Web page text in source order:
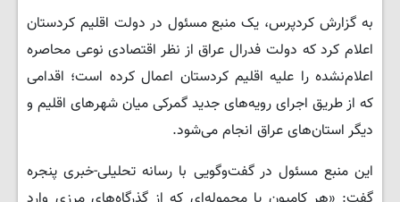
به گزارش کردپرس، یک منبع مسئول در دولت اقلیم کردستان
اعلام کرد که دولت فدرال عراق از نظر اقتصادی نوعی محاصره
اعلام‌نشده را علیه اقلیم کردستان اعمال کرده است؛ اقدامی
که از طریق اجرای رویه‌های جدید گمرکی میان شهرهای اقلیم و
دیگر استان‌های عراق انجام می‌شود.
این منبع مسئول در گفت‌وگویی با رسانه تحلیلی-خبری پنجره